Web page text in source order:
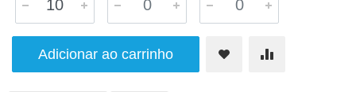
Adicionar ao carrinho